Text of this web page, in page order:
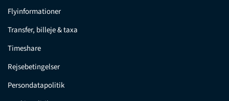
Flyinformationer
Transfer, billeje & taxa
Timeshare
Rejsebetingelser
Persondatapolitik